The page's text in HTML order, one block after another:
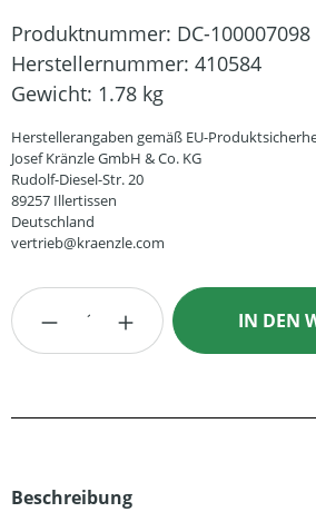
Produktnummer: DC-100007098
Herstellernummer: 410584
Gewicht: 1.78 kg
Herstellerangaben gemäß EU-
Josef Kränzle GmbH & Co. KG
Rudolf-Diesel-Str. 20
89257 Illertissen
Deutschland
vertrieb@kraenzle.com
Produkt Anzahl: Gib den
IN DEN
Beschreibung